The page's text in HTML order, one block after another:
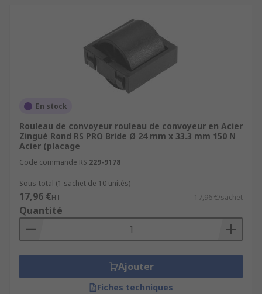
En stock
Rouleau de convoyeur rouleau de convoyeur en Acier
Zingué Rond RS PRO Bride Ø 24 mm x 33.3 mm 150 N
Acier (placage
Code commande RS 229-9178
Sous-total (1 sachet de 10 unités)
17,96 €HT 17,96 €/sachet
Quantité
Ajouter
Fiches techniques